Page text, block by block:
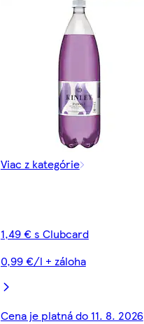
Viac z kategórie
1,49 € s Clubcard
0,99 €/l + záloha
Cena je platná do 11. 8. 2026